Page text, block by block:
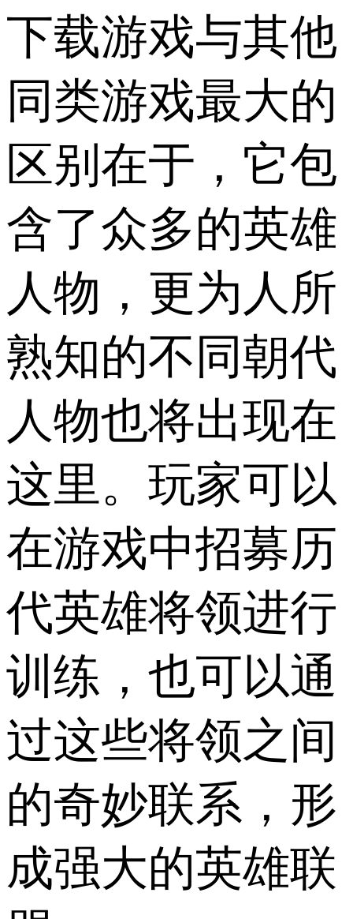
下载游戏与其他
同类游戏最大的
区别在于，它包
含了众多的英雄
人物，更为人所
熟知的不同朝代
人物也将出现在
这里。玩家可以
在游戏中招募历
代英雄将领进行
训练，也可以通
过这些将领之间
的奇妙联系，形
成强大的英雄联